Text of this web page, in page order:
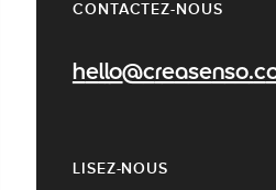
CONTACTEZ-NOUS
LISEZ-NOUS